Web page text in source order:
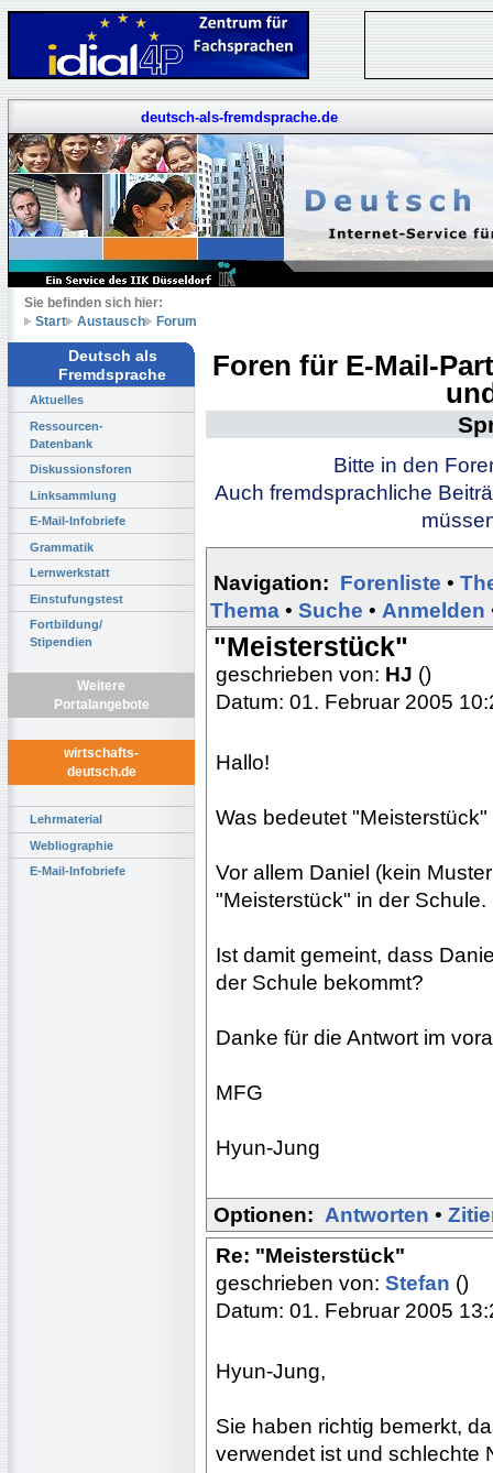
deutsch-als-fremdsprache.de
Sie befinden sich hier:
Start
Austausch Forum
Deutsch als
Fremdsprache
Aktuelles
Ressourcen-
Datenbank
Diskussionsforen
Linksammlung
E-Mail-Infobriefe
Grammatik
Lernwerkstatt
Einstufungstest
Fortbildung/
Stipendien
Weitere
Portalangebote
wirtschafts-
deutsch.de
Lehrmaterial
Webliographie
E-Mail-Infobriefe
Foren für E-Mail-
Bitte in den
Auch fremdsprachliche
Navigation: Forenliste •
Thema • Suche • Anmelden
"Meisterstück"
geschrieben von: HJ ()
Datum: 01. Februar 2005
Hallo!
Was bedeutet
Vor allem Daniel (kein
"Meisterstück" in der Schule.
Ist damit gemeint, dass
der Schule bekommt?
Danke für die Antwort im
MFG
Hyun-Jung
Optionen: Antworten •
Re: "Meisterstück"
geschrieben von: Stefan ()
Datum: 01. Februar 2005
Hyun-Jung,
Sie haben richtig bemerkt,
verwendet ist und schlechte